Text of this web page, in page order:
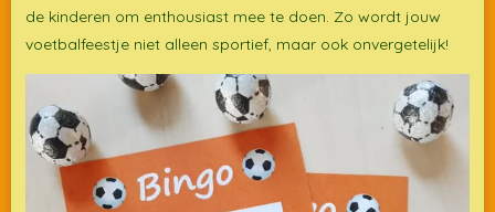
de kinderen om enthousiast mee te doen. Zo wordt jouw
voetbalfeestje niet alleen sportief, maar ook onvergetelijk!